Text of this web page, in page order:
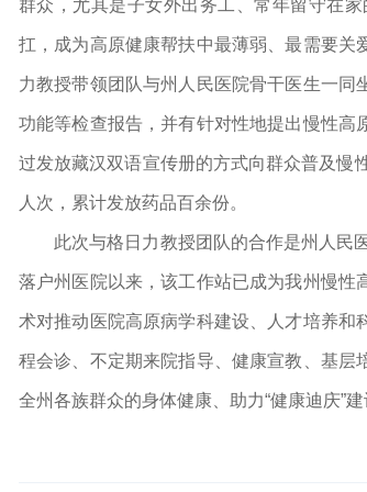
群众，尤其是子女外出务工、常年留守在
扛，成为高原健康帮扶中最薄弱、最需要关
力教授带领团队与州人民医院骨干医生一
功能等检查报告，并有针对性地提出慢性高
过发放藏汉双语宣传册的方式向群众普及慢
人次，累计发放药品百余份。
此次与格日力教授团队的合作是州人民
落户州医院以来，该工作站已成为我州慢性
术对推动医院高原病学科建设、人才培养和
程会诊、不定期来院指导、健康宣教、基层
全州各族群众的身体健康、助力“健康迪庆”建